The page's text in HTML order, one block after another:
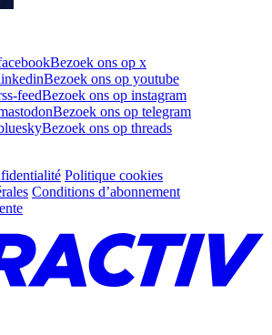
Bezoek ons op x
Bezoek ons op youtube
feedBezoek ons op instagram
Bezoek ons op telegram
Bezoek ons op threads
Politique cookies
Conditions d’abonnement